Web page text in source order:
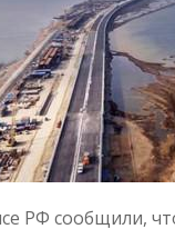
РФ сообщили,